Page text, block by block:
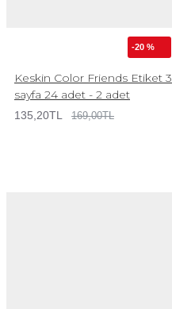
-20 %
Keskin Color Friends Etiket 3
sayfa 24 adet - 2 adet
135,20TL 169,00TL